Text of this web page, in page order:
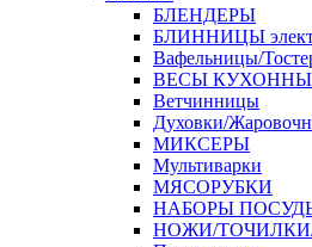
БЛЕНДЕРЫ
БЛИННИЦЫ
Вафельницы/
ВЕСЫ
Ветчинницы
Духовки/
МИКСЕРЫ
Мультиварки
МЯСОРУБКИ
НАБОРЫ
НОЖИ/